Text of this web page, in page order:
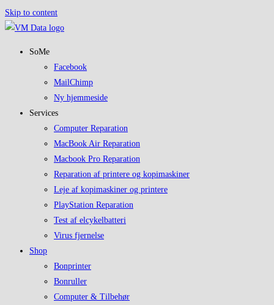
Skip to content
SoMe
Facebook
MailChimp
Ny hjemmeside
Services
Computer Reparation
MacBook Air Reparation
Macbook Pro Reparation
Reparation af printere og kopimaskiner
Leje af kopimaskiner og printere
PlayStation Reparation
Test af elcykelbatteri
Virus fjernelse
Shop
Bonprinter
Bonruller
Computer & Tilbehør